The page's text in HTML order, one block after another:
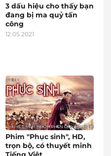
3 dấu hiệu cho thấy bạn
đang bị ma quỷ tấn
công
12.05.2021
Phim "Phục sinh", HD,
trọn bộ, có thuyết minh